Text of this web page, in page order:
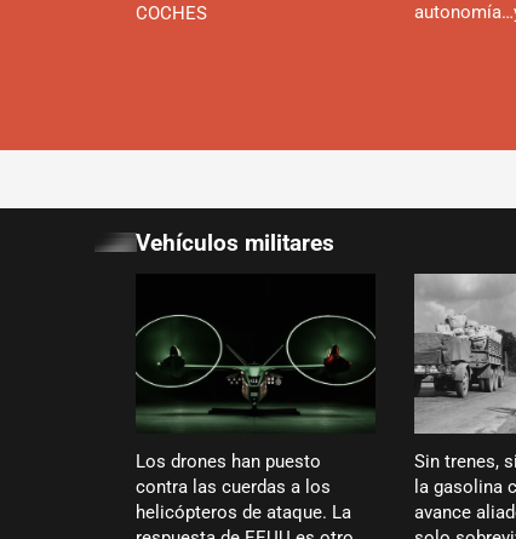
COCHES
Vehículos militares
Los drones han puesto
contra las cuerdas a los
helicópteros de ataque. La
Sin trenes,
la gasolina
avance